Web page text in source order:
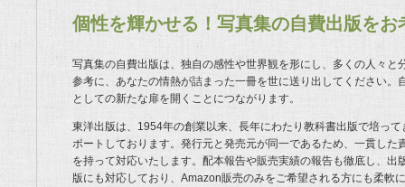
個性を輝かせる！写真集の自費出版をお
写真集の自費出版は、独自の感性や世界観を形にし、多くの人々
参考に、あなたの情熱が詰まった一冊を世に送り出してください
としての新たな扉を開くことにつながります。
東洋出版は、1954年の創業以来、長年にわたり教科書出版で培っ
ポートしております。発行元と発売元が同一であるため、一貫し
を持って対応いたします。配本報告や販売実績の報告も徹底し、
版にも対応しており、Amazon販売のみをご希望される方にも柔軟